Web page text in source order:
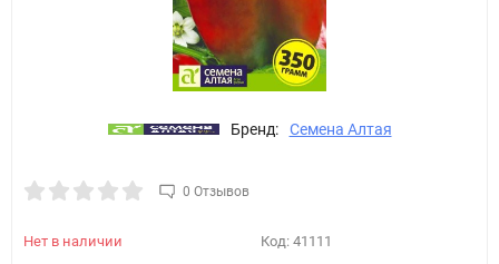
Бренд: Семена Алтая
0 Отзывов
Нет в наличии Код: 41111